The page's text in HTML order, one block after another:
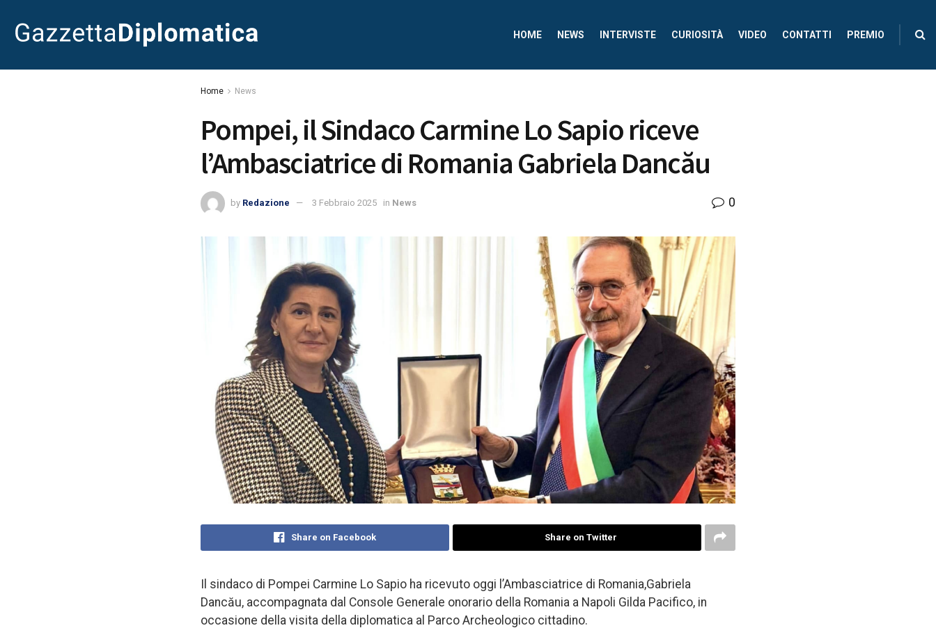
HOME NEWS INTERVISTE CURIOSITÀ VIDEO CONTATTI PREMIO
Home News
Pompei, il Sindaco Carmine Lo Sapio riceve
l’Ambasciatrice di Romania Gabriela Dancău
by Redazione 3 Febbraio 2025 in News 0
Share on Facebook Share on Twitter
Il sindaco di Pompei Carmine Lo Sapio ha ricevuto oggi l’Ambasciatrice di Romania,Gabriela
Dancău, accompagnata dal Console Generale onorario della Romania a Napoli Gilda Pacifico, in
occasione della visita della diplomatica al Parco Archeologico cittadino.